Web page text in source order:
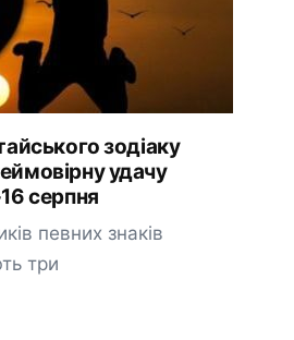
зодіаку
удачу
серпня
певних знаків
три